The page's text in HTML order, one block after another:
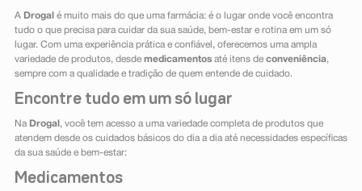
A Drogal é muito mais do que uma farmácia: é o lugar onde você encontra
tudo o que precisa para cuidar da sua saúde, bem-estar e rotina em um só
lugar. Com uma experiência prática e confiável, oferecemos uma ampla
variedade de produtos, desde medicamentosaté itens de conveniência,
sempre com a qualidade e tradição de quem entende de cuidado.
Encontre tudo em um só lugar
Na Drogal , você tem acesso a uma variedade completa de produtos que
atendem desde os cuidados básicos do dia a dia até necessidades específicas
da sua saúde e bem-estar:
Medicamentos